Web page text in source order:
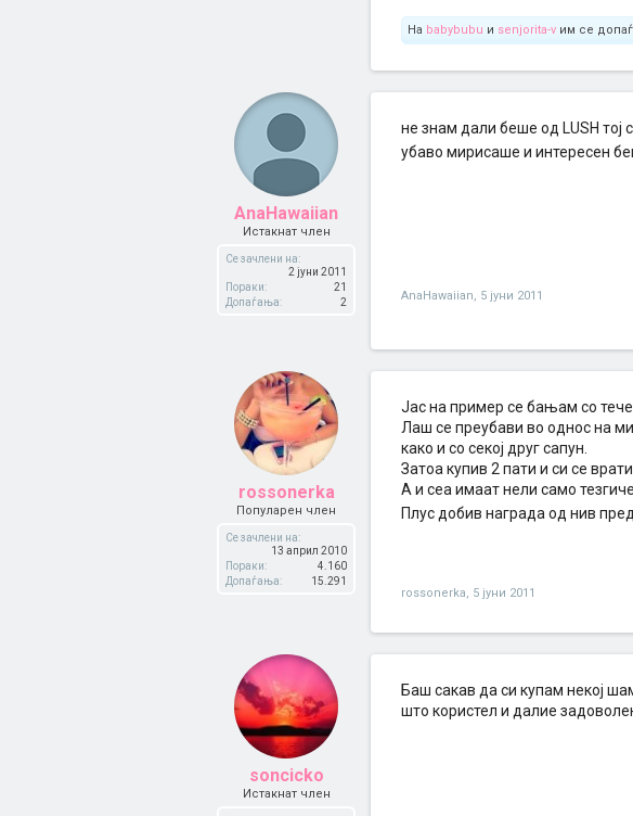
На babybubu и senjorita-v им се
AnaHawaiian
Истакнат член
Се зачлени на:
2 јуни 2011
Пораки:
21
Допаѓања:
2
не знам дали беше од LUSH тој
убаво мирисаше и интересен
AnaHawaiian, 5 јуни 2011
rossonerka
Популарен член
Се зачлени на:
13 април 2010
Пораки:
4.160
Допаѓања:
15.291
Jaс на пример се бањам со
Лаш се преубави во однос на
како и со секој друг сапун.
Затоа купив 2 пати и си се
А и сеа имаат нели само
Плус добив награда од нив
rossonerka, 5 јуни 2011
soncicko
Истакнат член
Баш сакав да си купам некој
што користел и далие